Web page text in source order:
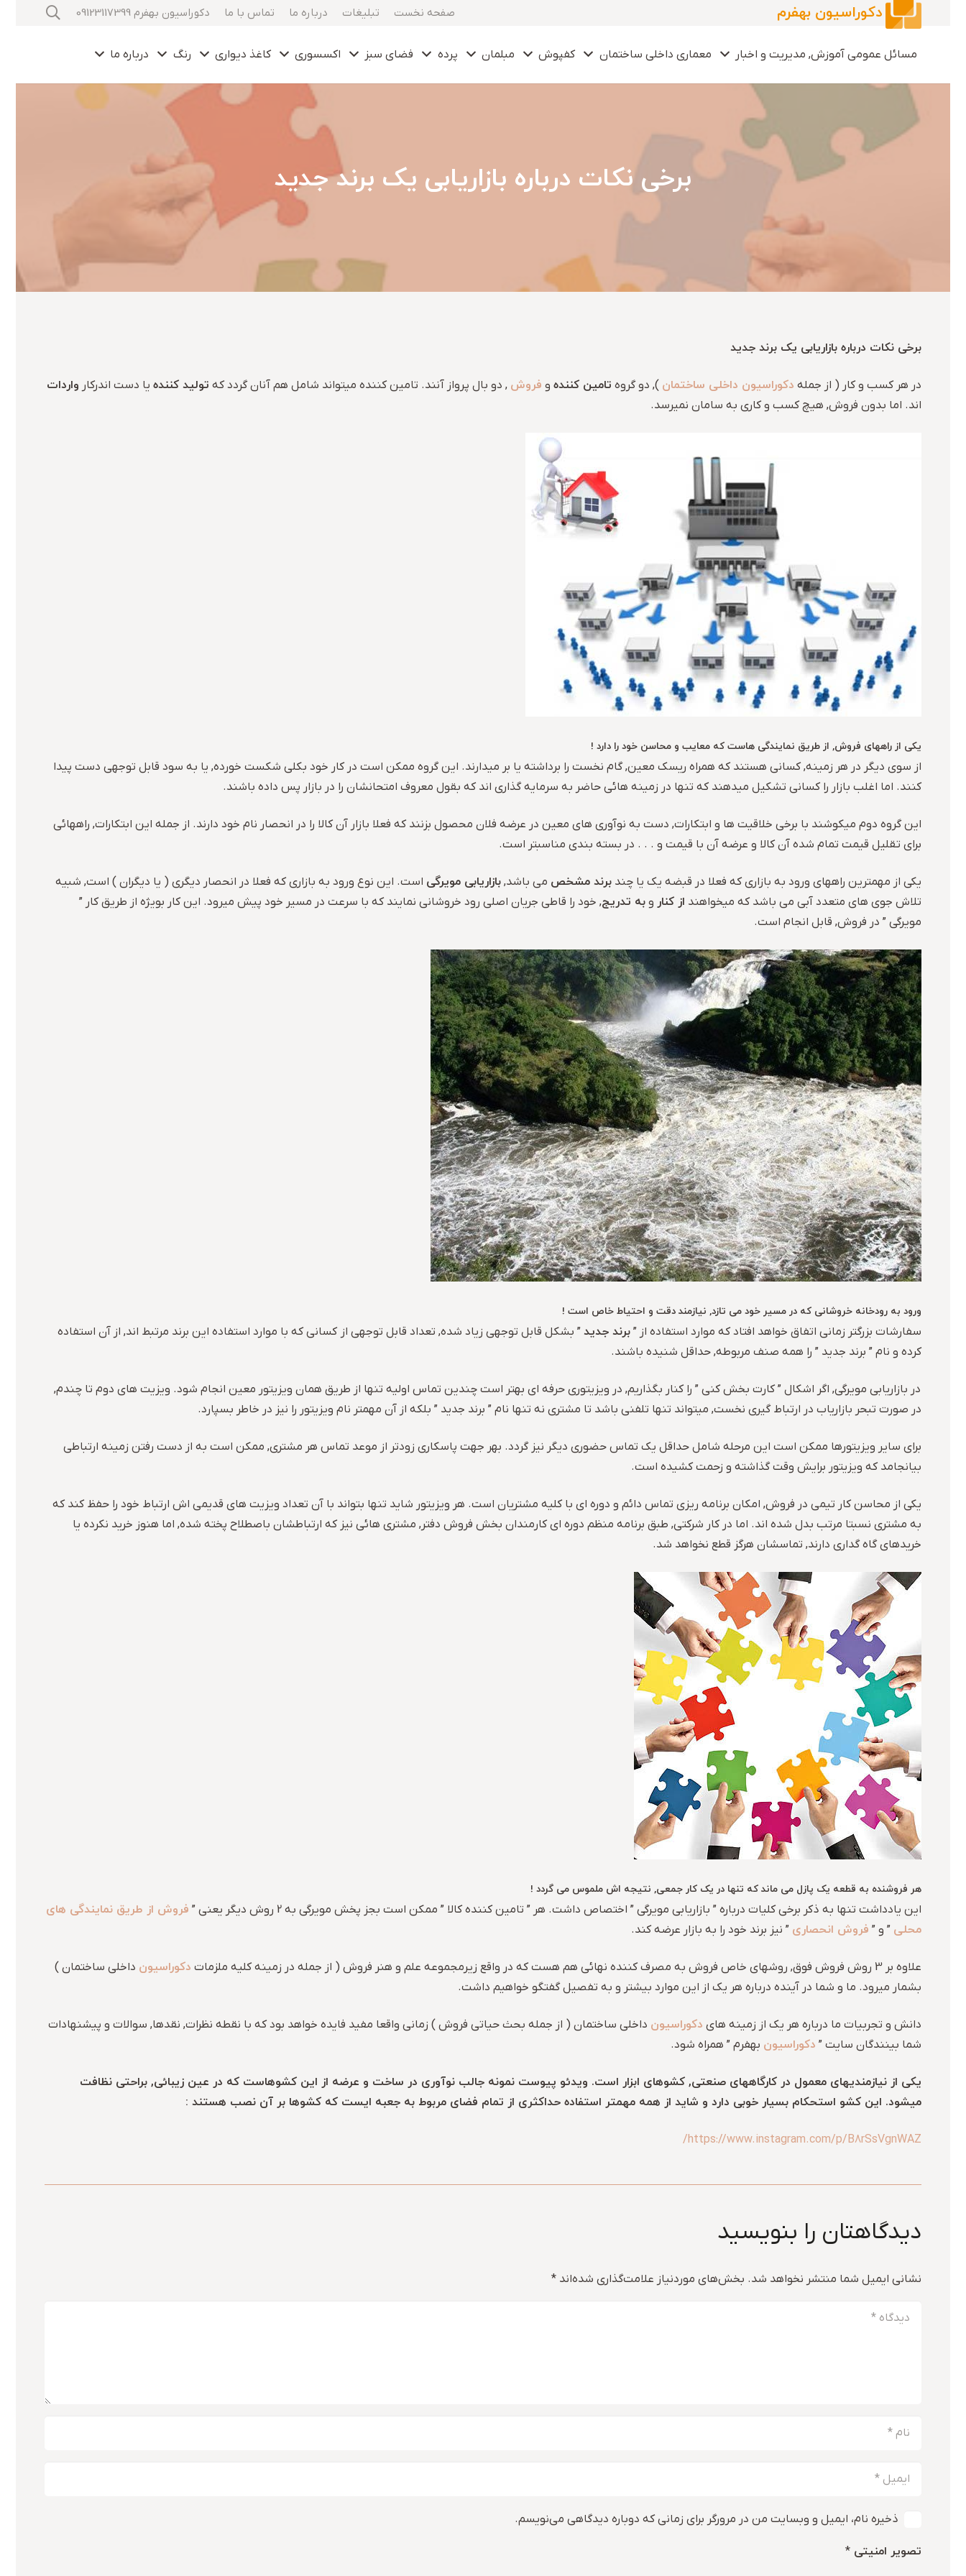
دکوراسیون بهفرم صفحه نخست تبلیغات درباره ما تماس با ما دکوراسیون بهفرم 09123117399
مسائل عمومی آموزش, مدیریت و اخبار معماری داخلی ساختمان کفپوش مبلمان پرده فضای سبز اکسسوری کاغذ دیواری رنگ درباره ما
برخی نکات درباره بازاریابی یک برند جدید
برخی نکات درباره بازاریابی یک برند جدید
در هر کسب و کار ( از جمله دکوراسیون داخلی ساختمان ), دو گروه تامین کننده و فروش , دو بال پرواز آنند. تامین کننده میتواند شامل هم آنان گردد که تولید کننده یا دست اندرکار واردات
اند. اما بدون فروش, هیچ کسب و کاری به سامان نمیرسد.
یکی از راههای فروش, از طریق نمایندگی هاست که معایب و محاسن خود را دارد !
از سوی دیگر در هر زمینه, کسانی هستند که همراه ریسک معین, گام نخست را برداشته یا بر میدارند. این گروه ممکن است در کار خود بکلی شکست خورده, یا به سود قابل توجهی دست پیدا
کنند. اما اغلب بازار را کسانی تشکیل میدهند که تنها در زمینه هائی حاضر به سرمایه گذاری اند که بقول معروف امتحانشان را در بازار پس داده باشند.
این گروه دوم میکوشند با برخی خلاقیت ها و ابتکارات, دست به نوآوری های معین در عرضه فلان محصول بزنند که فعلا بازار آن کالا را در انحصار نام خود دارند. از جمله این ابتکارات, راههائی
برای تقلیل قیمت تمام شده آن کالا و عرضه آن با قیمت و . . . در بسته بندی مناسبتر است.
یکی از مهمترین راههای ورود به بازاری که فعلا در قبضه یک یا چند برند مشخص می باشد, بازاریابی مویرگی است. این نوع ورود به بازاری که فعلا در انحصار دیگری ( یا دیگران ) است, شبیه
تلاش جوی های متعدد آبی می باشد که میخواهند از کنار و به تدریج, خود را قاطی جریان اصلی رود خروشانی نمایند که با سرعت در مسیر خود پیش میرود. این کار بویژه از طریق کار ”
مویرگی ” در فروش, قابل انجام است.
ورود به رودخانه خروشانی که در مسیر خود می تازد, نیازمند دقت و احتیاط خاص است !
سفارشات بزرگتر زمانی اتفاق خواهد افتاد که موارد استفاده از ” برند جدید ” بشکل قابل توجهی زیاد شده, تعداد قابل توجهی از کسانی که با موارد استفاده این برند مرتبط اند, از آن استفاده
کرده و نام ” برند جدید ” را همه صنف مربوطه, حداقل شنیده باشند.
در بازاریابی مویرگی, اگر اشکال ” کارت بخش کنی ” را کنار بگذاریم, در ویزیتوری حرفه ای بهتر است چندین تماس اولیه تنها از طریق همان ویزیتور معین انجام شود. ویزیت های دوم تا چندم,
در صورت تبحر بازاریاب در ارتباط گیری نخست, میتواند تنها تلفنی باشد تا مشتری نه تنها نام ” برند جدید ” بلکه از آن مهمتر نام ویزیتور را نیز در خاطر بسپارد.
برای سایر ویزیتورها ممکن است این مرحله شامل حداقل یک تماس حضوری دیگر نیز گردد. بهر جهت پاسکاری زودتر از موعد تماس هر مشتری, ممکن است به از دست رفتن زمینه ارتباطی
بیانجامد که ویزیتور برایش وقت گذاشته و زحمت کشیده است.
یکی از محاسن کار تیمی در فروش, امکان برنامه ریزی تماس دائم و دوره ای با کلیه مشتریان است. هر ویزیتور شاید تنها بتواند با آن تعداد ویزیت های قدیمی اش ارتباط خود را حفظ کند که
به مشتری نسبتا مرتب بدل شده اند. اما در کار شرکتی, طبق برنامه منظم دوره ای کارمندان بخش فروش دفتر, مشتری هائی نیز که ارتباطشان باصطلاح پخته شده, اما هنوز خرید نکرده یا
خریدهای گاه گداری دارند, تماسشان هرگز قطع نخواهد شد.
هر فروشنده به قطعه یک پازل می ماند که تنها در یک کار جمعی, نتیجه اش ملموس می گردد !
این یادداشت تنها به ذکر برخی کلیات درباره ” بازاریابی مویرگی ” اختصاص داشت. هر ” تامین کننده کالا ” ممکن است بجز پخش مویرگی به 2 روش دیگر یعنی ”
فروش از طریق نمایندگی های
محلی ” و ” فروش انحصاری ” نیز برند خود را به بازار عرضه کند.
علاوه بر 3 روش فروش فوق, روشهای خاص فروش به مصرف کننده نهائی هم هست که در واقع زیرمجموعه علم و هنر فروش ( از جمله در زمینه کلیه ملزمات دکوراسیون داخلی ساختمان )
بشمار میرود. ما و شما در آینده درباره هر یک از این موارد بیشتر و به تفصیل گفتگو خواهیم داشت.
دانش و تجربیات ما درباره هر یک از زمینه های دکوراسیون داخلی ساختمان ( از جمله بحث حیاتی فروش ) زمانی واقعا مفید فایده خواهد بود که با نقطه نظرات, نقدها, سوالات و پیشنهادات
شما بینندگان سایت ” دکوراسیون بهفرم ” همراه شود.
یکی از نیازمندیهای معمول در کارگاههای صنعتی, کشوهای ابزار است. ویدئو پیوست نمونه جالب نوآوری در ساخت و عرضه از این کشوهاست که در عین زیبائی, براحتی نظافت
میشود. این کشو استحکام بسیار خوبی دارد و شاید از همه مهمتر استفاده حداکثری از تمام فضای مربوط به جعبه ایست که کشوها بر آن نصب هستند :
https://www.instagram.com/p/B8rSsVgnWAZ/
دیدگاهتان را بنویسید
نشانی ایمیل شما منتشر نخواهد شد. بخش‌های موردنیاز علامت‌گذاری شده‌اند *
ذخیره نام، ایمیل و وبسایت من در مرورگر برای زمانی که دوباره دیدگاهی می‌نویسم.
تصویر امنیتی *